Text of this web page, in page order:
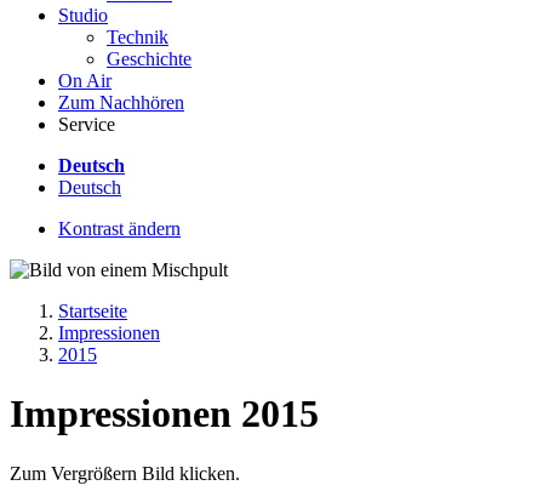
Studio
Technik
Geschichte
On Air
Zum Nachhören
Service
Deutsch
Deutsch
Kontrast ändern
Startseite
Impressionen
2015
Impressionen 2015
Zum Vergrößern Bild klicken.